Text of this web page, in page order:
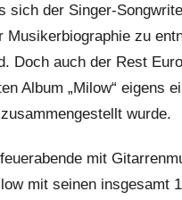
sich der Singer-
zu
Doch auch der Rest
Album „Milow“ eigens
wurde.
mit
mit seinen insgesamt